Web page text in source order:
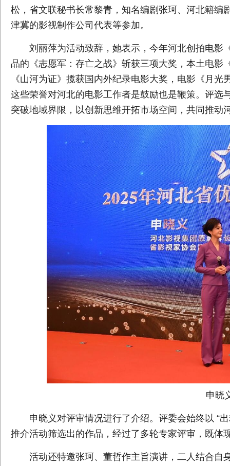
松，省文联秘书长常黎青，知名编剧张珂、河北籍
津冀的影视制作公司代表等参加。
刘丽萍为活动致辞，她表示，今年河北创拍电影
品的《志愿军：存亡之战》斩获三项大奖，本土电影
《山河为证》揽获国内外纪录电影大奖，电影《月
这些荣誉对河北的电影工作者是鼓励也是鞭策。评
突破地域界限，以创新思维开拓市场空间，共同推动
申晓
申晓义对评审情况进行了介绍。评委会始终以 “
推介活动筛选出的作品，经过了多轮专家评审，既体
活动还特邀张珂、董哲作主旨演讲，二人结合自